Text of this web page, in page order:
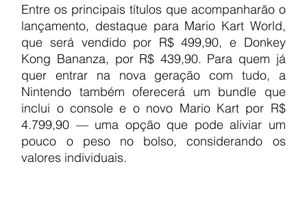
Entre os principais títulos que acompanharão o
lançamento, destaque para Mario Kart World,
que será vendido por R$ 499,90, e Donkey
Kong Bananza, por R$ 439,90. Para quem já
quer entrar na nova geração com tudo, a
Nintendo também oferecerá um bundle que
inclui o console e o novo Mario Kart por R$
4.799,90 — uma opção que pode aliviar um
pouco o peso no bolso, considerando os
valores individuais.